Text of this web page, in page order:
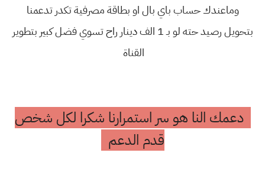
وماعندك حساب باي بال او بطاقة مصرفية تكدر تدعمنا
بتحويل رصيد حته لو بـ 1 الف دينار راح تسوي فضل كبير بتطوير
القناة
دعمك النا هو سر استمرارنا شكرا لكل شخص
قدم الدعم